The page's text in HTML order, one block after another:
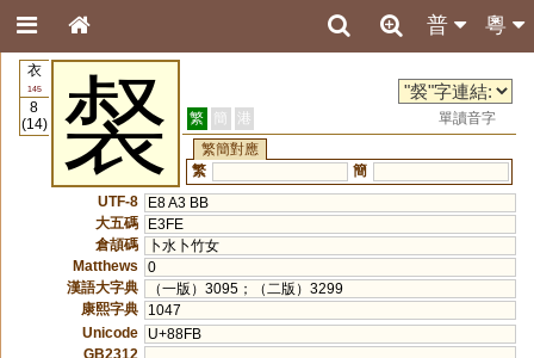
粵
普
衣
145
8
(14)
裻 繁 簡 港
單讀音字
繁簡對應
繁
簡
UTF-8
E8 A3 BB
大五碼
E3FE
倉頡碼
卜水卜竹女
Matthews
0
漢語大字典
（一版）3095；（二版）3299
康熙字典
1047
Unicode
U+88FB
GB2312